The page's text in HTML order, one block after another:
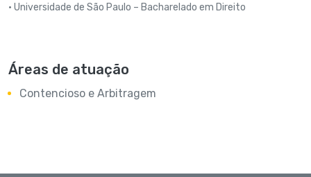
• Universidade de São Paulo – Bacharelado em Direito
Áreas de atuação
Contencioso e Arbitragem